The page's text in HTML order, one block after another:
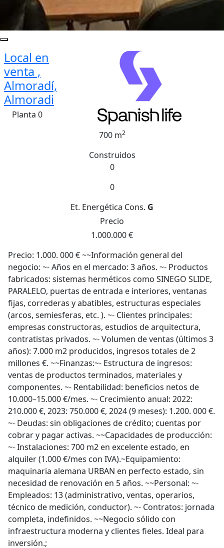
Local en
venta ,
Almoradí,
Almoradi
Planta 0
700 m2
Construidos
0
0
Et. Energética Cons. G
Precio
1.000.000 €
Precio: 1.000. 000 € ~~Información general del
negocio: ~- Años en el mercado: 3 años. ~- Productos
fabricados: sistemas herméticos como SINEGO SLIDE,
PARALELO, puertas de entrada e interiores, ventanas
fijas, correderas y abatibles, estructuras especiales
(arcos, semiesferas, etc. ). ~- Clientes principales:
empresas constructoras, estudios de arquitectura,
contratistas privados. ~- Volumen de ventas (últimos 3
años): 7.000 m2 producidos, ingresos totales de 2
millones €. ~~Finanzas:~- Estructura de ingresos:
ventas de productos terminados, materiales y
componentes. ~- Rentabilidad: beneficios netos de
10.000–15.000 €/mes. ~- Crecimiento anual: 2022:
210.000 €, 2023: 750.000 €, 2024 (9 meses): 1.200. 000 €.
~- Deudas: sin obligaciones de crédito; cuentas por
cobrar y pagar activas. ~~Capacidades de producción:
~- Instalaciones: 700 m2 en excelente estado, en
alquiler (1.000 €/mes con IVA).~Equipamiento:
maquinaria alemana URBAN en perfecto estado, sin
necesidad de renovación en 5 años. ~~Personal: ~-
Empleados: 13 (administrativo, ventas, operarios,
técnico de medición, conductor). ~- Contratos: jornada
completa, indefinidos. ~~Negocio sólido con
infraestructura moderna y clientes fieles. Ideal para
inversión.;